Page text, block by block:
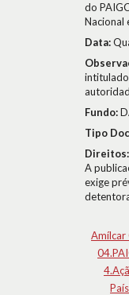
do
Nacional
Data:
intitulado
Fundo:
Tipo
Direitos:
A
exige
Amílcar